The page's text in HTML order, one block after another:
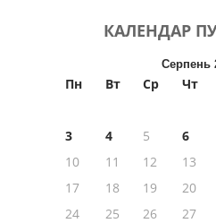
КАЛЕНДАР
Серпень
Пн Вт Ср Чт
3
4 5 6
10
11 12 13
17
18 19 20
24
25 26 27